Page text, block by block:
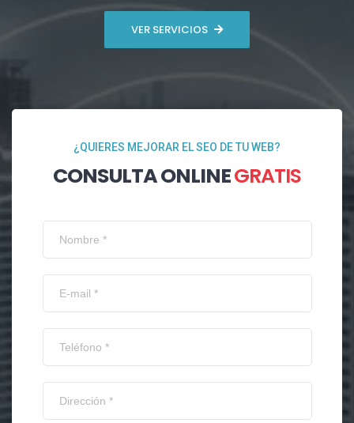
VER SERVICIOS
¿QUIERES MEJORAR EL SEO DE TU WEB?
CONSULTA ONLINEGRATIS